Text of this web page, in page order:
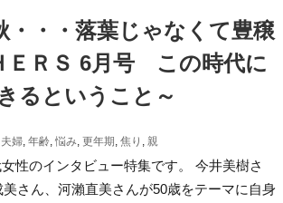
・・・落葉じゃなくて豊穣
ＲＳ 6月号 この時代に
るということ～
夫婦, 年齢, 悩み, 更年期, 焦り , 親
性のインタビュー特集です。 今井美樹さ
さん、河瀨直美さんが50歳をテーマに自身